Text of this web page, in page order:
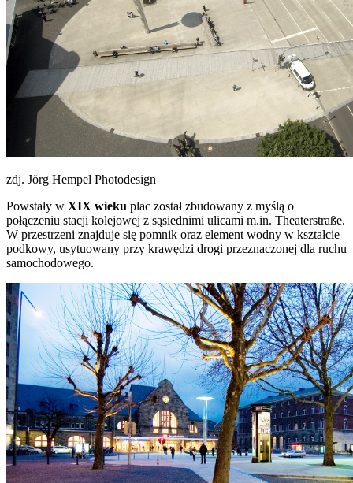
zdj. Jörg Hempel Photodesign
Powstały w XIX wieku plac został zbudowany z myślą o
połączeniu stacji kolejowej z sąsiednimi ulicami m.in. Theaterstraße.
W przestrzeni znajduje się pomnik oraz element wodny w kształcie
podkowy, usytuowany przy krawędzi drogi przeznaczonej dla ruchu
samochodowego.